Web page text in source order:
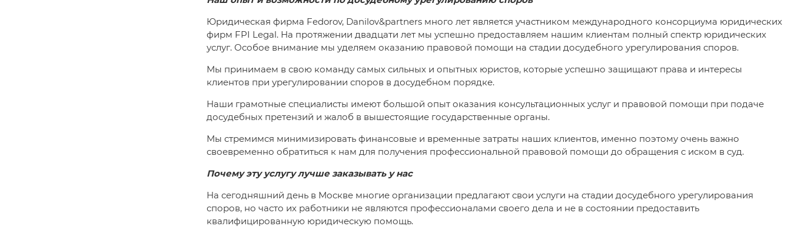
Юридическая фирма Fedorov, Danilov&partners много лет является участником международного консорциума юридических
фирм FPI Legal. На протяжении двадцати лет мы успешно предоставляем нашим клиентам полный спектр юридических
услуг. Особое внимание мы уделяем оказанию правовой помощи на стадии досудебного урегулирования споров.
Мы принимаем в свою команду самых сильных и опытных юристов, которые успешно защищают права и интересы
клиентов при урегулировании споров в досудебном порядке.
Наши грамотные специалисты имеют большой опыт оказания консультационных услуг и правовой помощи при подаче
досудебных претензий и жалоб в вышестоящие государственные органы.
Мы стремимся минимизировать финансовые и временные затраты наших клиентов, именно поэтому очень важно
своевременно обратиться к нам для получения профессиональной правовой помощи до обращения с иском в суд.
Почему эту услугу лучше заказывать у нас
На сегодняшний день в Москве многие организации предлагают свои услуги на стадии досудебного урегулирования
споров, но часто их работники не являются профессионалами своего дела и не в состоянии предоставить
квалифицированную юридическую помощь.